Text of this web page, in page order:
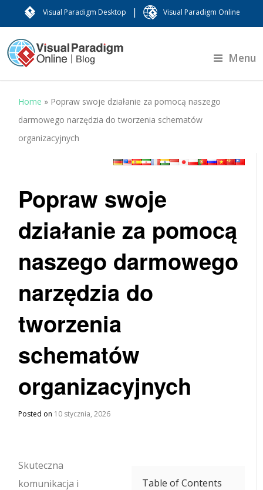
Visual Paradigm Desktop | Visual Paradigm Online
Menu
Home » Popraw swoje działanie za pomocą naszego
darmowego narzędzia do tworzenia schematów
organizacyjnych
Popraw swoje
działanie za pomocą
naszego darmowego
narzędzia do
tworzenia
schematów
organizacyjnych
Posted on 10 stycznia, 2026
Table of Contents
Skuteczna
komunikacja i